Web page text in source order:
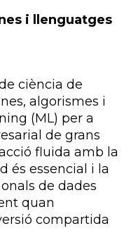
i llenguatges
ciència de
algorismes i
(ML) per a
de grans
fluida amb la
és essencial i la
de dades
quan
compartida